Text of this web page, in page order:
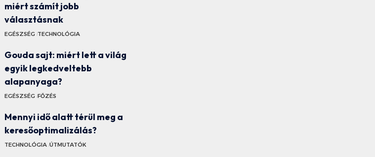
miért számít jobb
választásnak
EGÉSZSÉG TECHNOLÓGIA
Gouda sajt: miért lett a világ
egyik legkedveltebb
alapanyaga?
EGÉSZSÉG FŐZÉS
Mennyi idő alatt térül meg a
keresőoptimalizálás?
TECHNOLÓGIA ÚTMUTATÓK